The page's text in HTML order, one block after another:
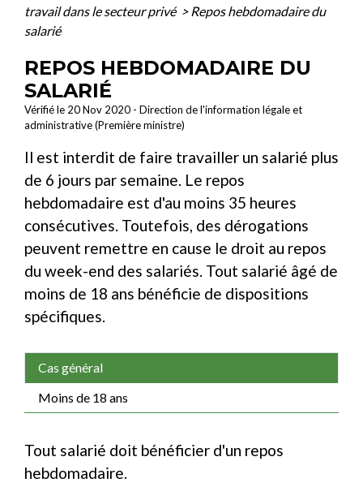
travail dans le secteur privé > Repos hebdomadaire du
salarié
REPOS HEBDOMADAIRE DU
SALARIÉ
Vérifié le 20 Nov 2020 - Direction de l'information légale et
administrative (Première ministre)
Il est interdit de faire travailler un salarié plus
de 6 jours par semaine. Le repos
hebdomadaire est d'au moins 35 heures
consécutives. Toutefois, des dérogations
peuvent remettre en cause le droit au repos
du week-end des salariés. Tout salarié âgé de
moins de 18 ans bénéficie de dispositions
spécifiques.
Cas général
Moins de 18 ans
Tout salarié doit bénéficier d'un repos
hebdomadaire.